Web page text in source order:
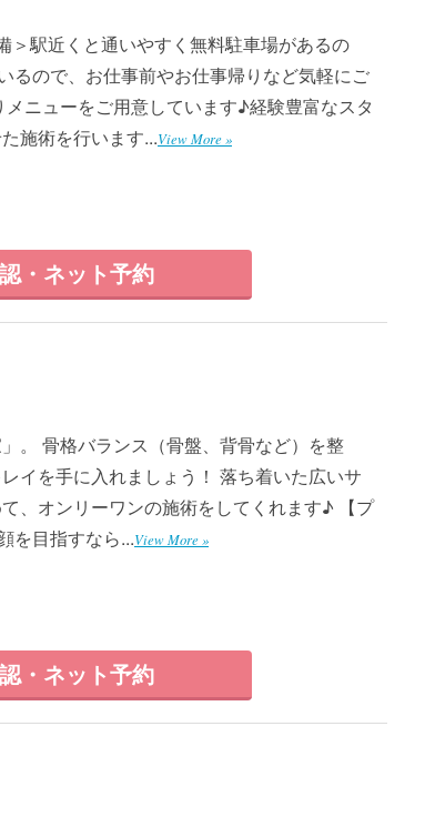
＞駅近くと通いやすく無料駐車場があるの
るので、お仕事前やお仕事帰りなど気軽にご
ニューをご用意しています♪経験豊富なスタ
施術を行います...View More »
・ネット予約
。 骨格バランス（骨盤、背骨など）を整
イを手に入れましょう！ 落ち着いた広いサ
、オンリーワンの施術をしてくれます♪ 【プ
を目指すなら...View More »
・ネット予約